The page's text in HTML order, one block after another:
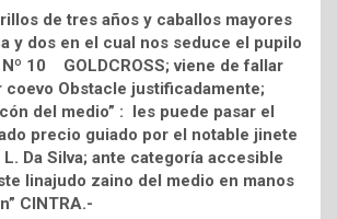
de tres años y caballos mayores
y dos en el cual nos seduce el pupilo
10 GOLDCROSS; viene de fallar
Obstacle justificadamente;
del medio” : les puede pasar el
precio guiado por el notable jinete
Da Silva; ante categoría accesible
linajudo zaino del medio en manos
CINTRA.-